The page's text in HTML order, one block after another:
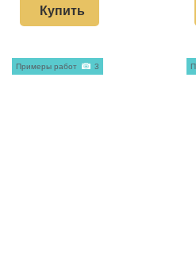
Купить
Примеры работ 3